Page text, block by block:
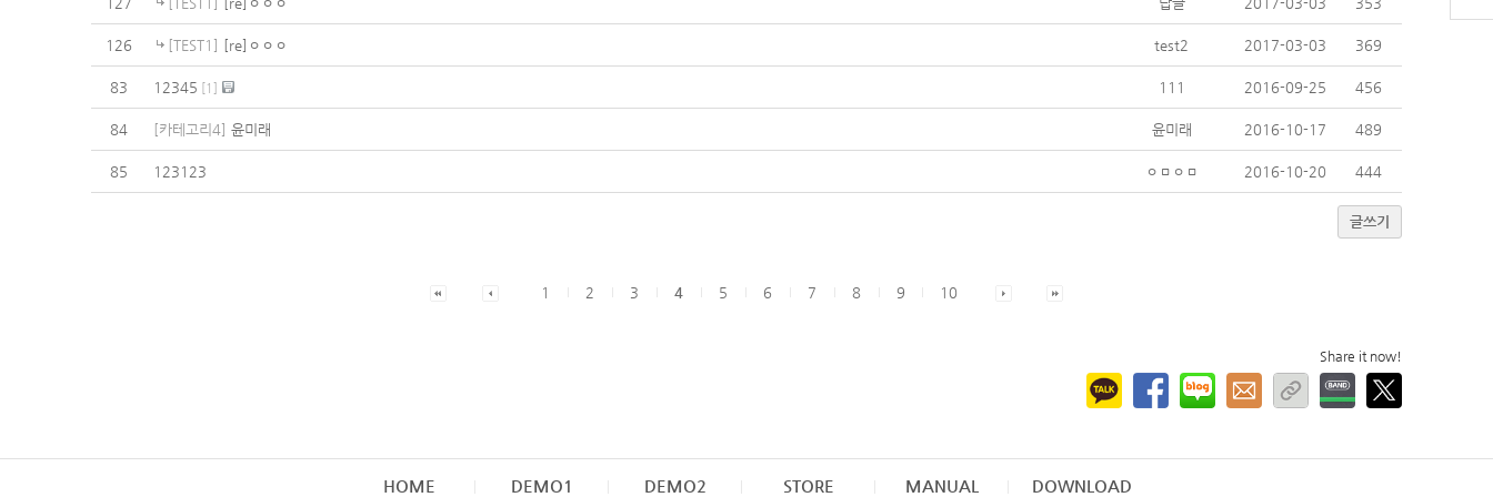
126 [TEST1] [re]ㅇㅇㅇ test2 2017-03-03 369
83 12345 [1 ] 111 2016-09-25 456
84 [카테고리4] 윤미래 윤미래 2016-10-17 489
85 123123 ㅇㅁㅇㅁ 2016-10-20 444
글쓰기
1 2 3 4 5 6 7 8 9 10
Share it now!
HOME DEMO1 DEMO2 STORE MANUAL DOWNLOAD